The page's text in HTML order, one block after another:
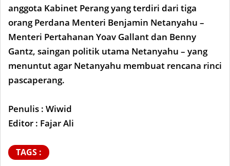
anggota Kabinet Perang yang terdiri dari tiga
orang Perdana Menteri Benjamin Netanyahu –
Menteri Pertahanan Yoav Gallant dan Benny
Gantz, saingan politik utama Netanyahu – yang
menuntut agar Netanyahu membuat rencana rinci
pascaperang.
Penulis : Wiwid
Editor : Fajar Ali
TAGS :